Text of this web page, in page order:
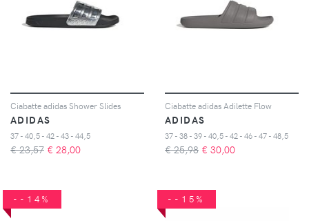
Ciabatte adidas Shower Slides
ADIDAS
37 - 40,5 - 42 - 43 - 44,5
€ 23,57 € 28,00
Ciabatte adidas Adilette Flow
ADIDAS
37 - 38 - 39 - 40,5 - 42 - 46 - 47 - 48,5
€ 25,98 € 30,00
--14% --15%